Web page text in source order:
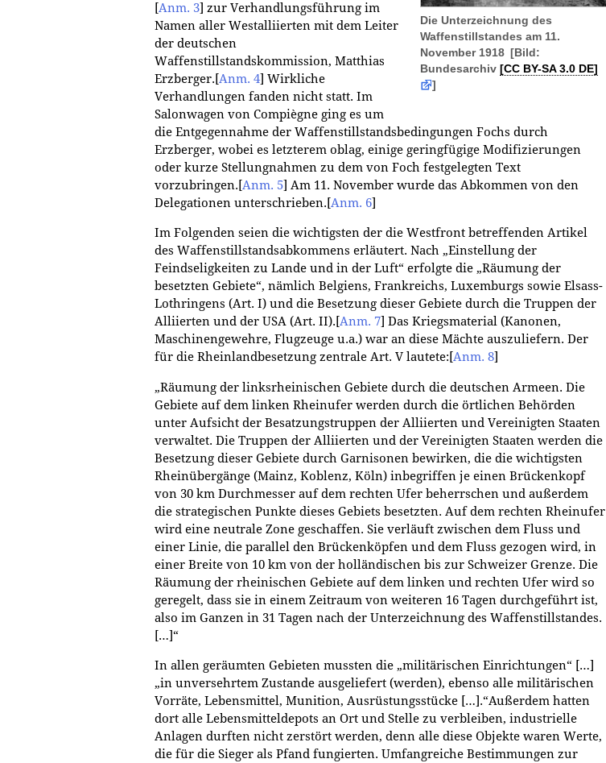
Die Unterzeichnung des
Waffenstillstandes am 11.
November 1918 [Bild:
Bundesarchiv [CC BY-SA 3.0 DE]
]
[Anm. 3] zur Verhandlungsführung im
Namen aller Westalliierten mit dem Leiter
der deutschen
Waffenstillstandskommission, Matthias
Erzberger. [Anm. 4] Wirkliche
Verhandlungen fanden nicht statt. Im
Salonwagen von Compiègne ging es um
die Entgegennahme der Waffenstillstandsbedingungen Fochs durch
Erzberger, wobei es letzterem oblag, einige geringfügige Modifizierungen
oder kurze Stellungnahmen zu dem von Foch festgelegten Text
vorzubringen. [Anm. 5] Am 11. November wurde das Abkommen von den
Delegationen unterschrieben. [Anm. 6]
Im Folgenden seien die wichtigsten der die Westfront betreffenden Artikel
des Waffenstillstandsabkommens erläutert. Nach „Einstellung der
Feindseligkeiten zu Lande und in der Luft“ erfolgte die „Räumung der
besetzten Gebiete“, nämlich Belgiens, Frankreichs, Luxemburgs sowie Elsass-
Lothringens (Art. I) und die Besetzung dieser Gebiete durch die Truppen der
Alliierten und der USA (Art. II). Anm. 7 Das Kriegsmaterial (Kanonen,
Maschinengewehre, Flugzeuge u.a.) war an diese Mächte auszuliefern. Der
für die Rheinlandbesetzung zentrale Art. V lautete: Anm. 8
„Räumung der linksrheinischen Gebiete durch die deutschen Armeen. Die
Gebiete auf dem linken Rheinufer werden durch die örtlichen Behörden
unter Aufsicht der Besatzungstruppen der Alliierten und Vereinigten Staaten
verwaltet. Die Truppen der Alliierten und der Vereinigten Staaten werden die
Besetzung dieser Gebiete durch Garnisonen bewirken, die die wichtigsten
Rheinübergänge (Mainz, Koblenz, Köln) inbegriffen je einen Brückenkopf
von 30 km Durchmesser auf dem rechten Ufer beherrschen und außerdem
die strategischen Punkte dieses Gebiets besetzten. Auf dem rechten Rheinufer
wird eine neutrale Zone geschaffen. Sie verläuft zwischen dem Fluss und
einer Linie, die parallel den Brückenköpfen und dem Fluss gezogen wird, in
einer Breite von 10 km von der holländischen bis zur Schweizer Grenze. Die
Räumung der rheinischen Gebiete auf dem linken und rechten Ufer wird so
geregelt, dass sie in einem Zeitraum von weiteren 16 Tagen durchgeführt ist,
also im Ganzen in 31 Tagen nach der Unterzeichnung des Waffenstillstandes.
[…]“
In allen geräumten Gebieten mussten die „militärischen Einrichtungen“ […]
„in unversehrtem Zustande ausgeliefert (werden), ebenso alle militärischen
Vorräte, Lebensmittel, Munition, Ausrüstungsstücke […].“Außerdem hatten
dort alle Lebensmitteldepots an Ort und Stelle zu verbleiben, industrielle
Anlagen durften nicht zerstört werden, denn alle diese Objekte waren Werte,
die für die Sieger als Pfand fungierten. Umfangreiche Bestimmungen zur